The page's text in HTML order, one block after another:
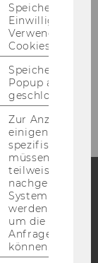
Blog
Speichert Ihre
Einwilligung zur
Verwendung von
Cookies.
Speichert ob ein
Popup
geschlossen
Zur Anzeige von
einigen WU-
spezifischen
müssen
teilweise von
nachgelagerten
System
werden.
um die Antwort
Anfrage
können.